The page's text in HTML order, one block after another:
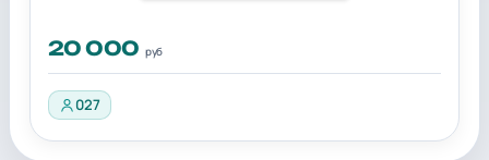
20 000 руб
027